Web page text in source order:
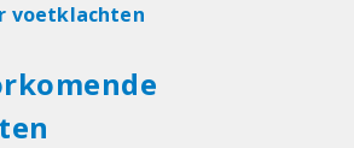
voetklachten